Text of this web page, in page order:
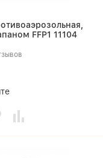
FFP1 11104